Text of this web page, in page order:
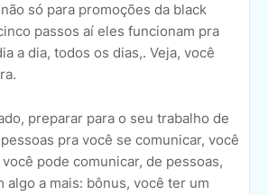
só para promoções da black
passos aí eles funcionam pra
a dia, todos os dias,. Veja, você
preparar para o seu trabalho de
pra você se comunicar, você
pode comunicar, de pessoas,
algo a mais: bônus, você ter um